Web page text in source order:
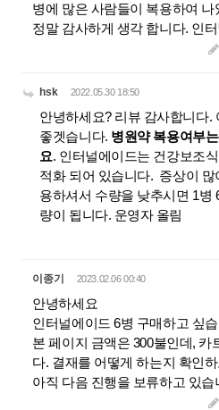
병에 많은 사람들이 복용하여
정말 감사하게 생각 합니다. 인
hsk 2022.05.30 18:50
안녕하세요? 리뷰 감사합니다.
좋겟습니다. 병원약 복용여부
요. 인터널에이드는 건강보조
적화 되어 있습니다. 증상이 많
용하셔서 수량을 낮추시면 1병
량이 됩니다. 운영자 올림
이종기 2023.02.06 00:40
안녕하세요
인터널에이드 6병 구매하고 싶
본 페이지 금액은 300불인데, 카
다. 결재를 어떻게 하는지 확인
아직 다음 진행을 보류하고 있습